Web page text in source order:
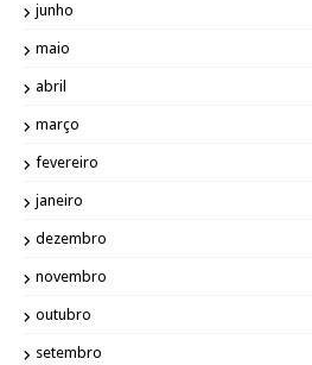
junho
maio
abril
março
fevereiro
janeiro
dezembro
novembro
outubro
setembro